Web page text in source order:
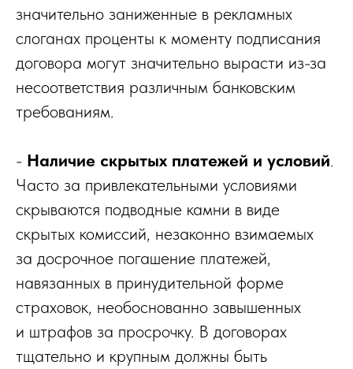
значительно заниженные в рекламных
слоганах проценты к моменту подписания
договора могут значительно вырасти из-за
несоответствия различным банковским
требованиям.
- Наличие скрытых платежей и условий.
Часто за привлекательными условиями
скрываются подводные камни в виде
скрытых комиссий, незаконно взимаемых
за досрочное погашение платежей,
навязанных в принудительной форме
страховок, необоснованно завышенных
и штрафов за просрочку. В договорах
тщательно и крупным должны быть